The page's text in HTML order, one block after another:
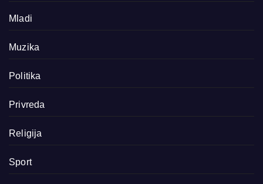
Mladi
Muzika
Politika
Privreda
Religija
Sport